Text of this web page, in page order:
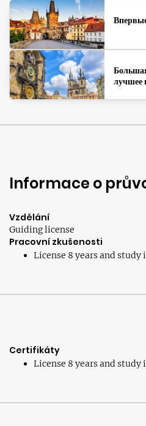
лучшее
Informace o
Vzdělání
Guiding license
Pracovní zkušenosti
License 8 years and study
Certifikáty
License 8 years and study